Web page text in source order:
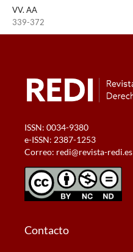
VV. AA
339-372
ISSN: 0034-9380
e-ISSN: 2387-1253
Correo: redi@revista-redi.es
Contacto